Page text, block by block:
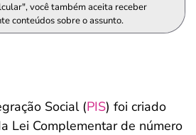
você também aceita receber
conteúdos sobre o assunto.
Social (PIS) foi criado
Lei Complementar de número